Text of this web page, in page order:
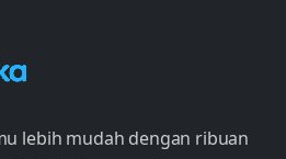
lebih mudah dengan ribuan